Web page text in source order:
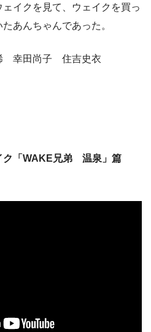
イクを見て、ウェイクを買っ
あんちゃんであった。
幸田尚子 住吉史衣
「WAKE兄弟 温泉」篇